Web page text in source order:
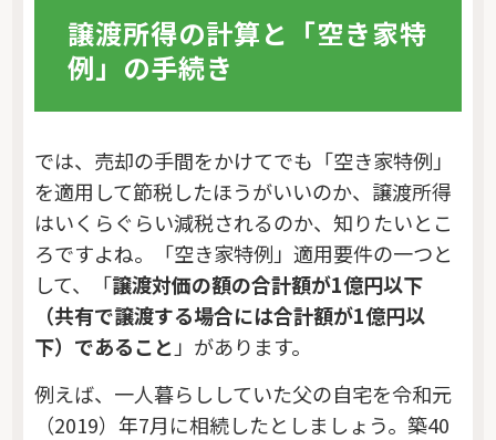
譲渡所得の計算と「空き家特
例」の手続き
では、売却の手間をかけてでも「空き家特例」
を適用して節税したほうがいいのか、譲渡所得
はいくらぐらい減税されるのか、知りたいとこ
ろですよね。「空き家特例」適用要件の一つと
して、「譲渡対価の額の合計額が1億円以下
（共有で譲渡する場合には合計額が1億円以
下）であること 」があります。
例えば、一人暮らししていた父の自宅を令和元
（2019）年7月に相続したとしましょう。築40